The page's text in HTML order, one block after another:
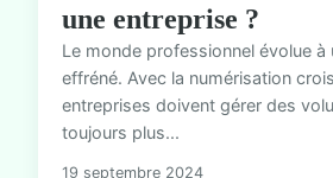
une entreprise ?
Le monde professionnel évolue à
effréné. Avec la numérisation
entreprises doivent gérer des
toujours plus...
19 septembre 2024